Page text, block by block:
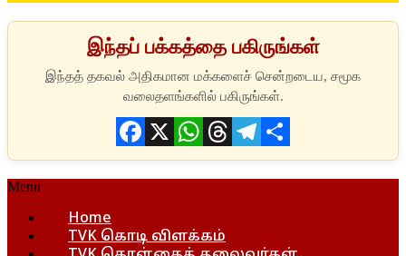
இந்தப் பக்கத்தை பகிருங்கள்
Facebook
X WhatsApp
ThreadsTelegram
Share
Menu
Home
TVK கொடி விளக்கம்